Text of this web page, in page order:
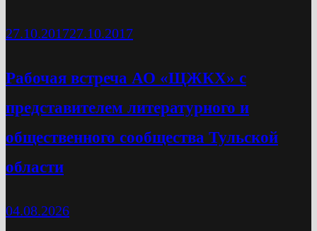
27.10.201727.10.2017
Рабочая встреча АО «ЩЖКХ» с
представителем литературного и
общественного сообщества Тульской
области
04.08.2026